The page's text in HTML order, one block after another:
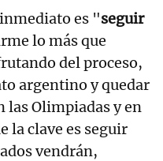
es "seguir
lo más que
del proceso,
argentino y quedar
las Olimpiadas y en
la clave es seguir
vendrán,